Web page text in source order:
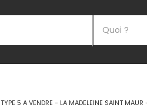
TYPE 5 A VENDRE - LA MADELEINE SAINT